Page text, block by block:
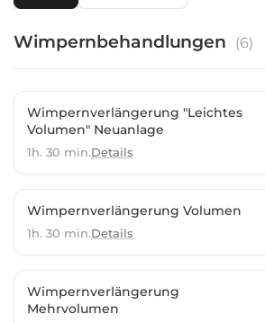
Wimpernbehandlungen (6)
Wimpernverlängerung "Leichtes
Volumen" Neuanlage
1h. 30 min.Details
Wimpernverlängerung Volumen
1h. 30 min.Details
Wimpernverlängerung
Mehrvolumen